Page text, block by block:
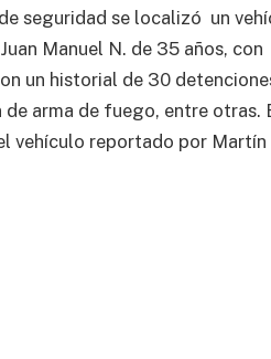
seguridad se localizó un
Manuel N. de 35 años, con
un historial de 30
arma de fuego, entre otras.
vehículo reportado por Martín